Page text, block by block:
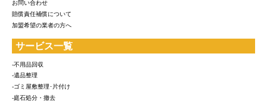
お問い合わせ
賠償責任補償について
加盟希望の業者の方へ
サービス一覧
-不用品回収
-遺品整理
-ゴミ屋敷整理･片付け
-庭石処分・撤去